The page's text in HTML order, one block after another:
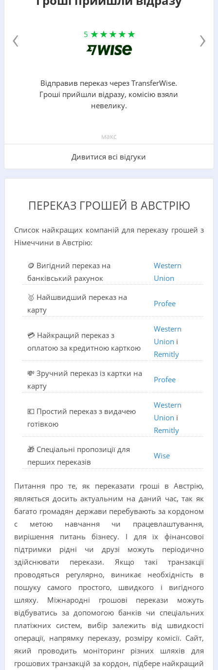
5
Відправив переказ через TransferWise.
Гроші прийшли відразу, комісію взяли
невелику.
макс
Дивитися всі відгуки
‹ ›
ПЕРЕКАЗ ГРОШЕЙ В АВСТРІЮ
Список найкращих компаній для переказу грошей з
Німеччини в Австрію:
🪙 Вигідний переказ на
банківський рахунок
Western
Union
🥇 Найшвидший переказ на
карту
Profee
💳 Найкращий переказ з
оплатою за кредитною карткою
Western
Union і
Remitly
💸 Зручний переказ із картки на
карту
Profee
💶 Простий переказ з видачею
готівкою
Western
Union і
Remitly
🎁 Спеціальні пропозиції для
перших переказів
Wise
Питання про те, як переказати гроші в Австрію,
являється досить актуальним на даний час, так як
багато громадян держави перебувають за кордоном
с метою навчання чи працевлаштування,
вирішення питань бізнесу. І для їх фінансової
підтримки рідні чи друзі можуть періодично
здійснювати перекази. Якщо такі транзакції
проводяться регулярно, виникає необхідність в
пошуку самого простого, швидкого і вигідного
шляху. Міжнародні грошові перекази можуть
відбуватись за допомогою банків чи спеціальних
платіжних систем, вибір залежить від швидкості
операції, напрямку переказу, розміру комісії. Сайт,
який проводить моніторинг різних шляхів для
грошових транзакцій за кордон, підбере найкращий